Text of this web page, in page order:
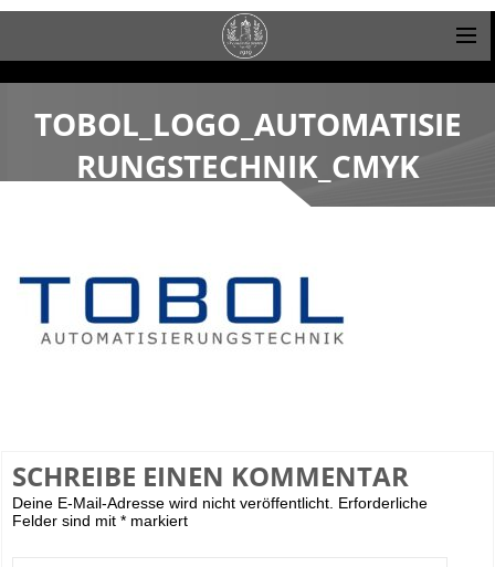
TOBOL_LOGO_AUTOMATISIE
RUNGSTECHNIK_CMYK
SCHREIBE EINEN KOMMENTAR
Deine E-Mail-Adresse wird nicht veröffentlicht. Erforderliche
Felder sind mit* markiert